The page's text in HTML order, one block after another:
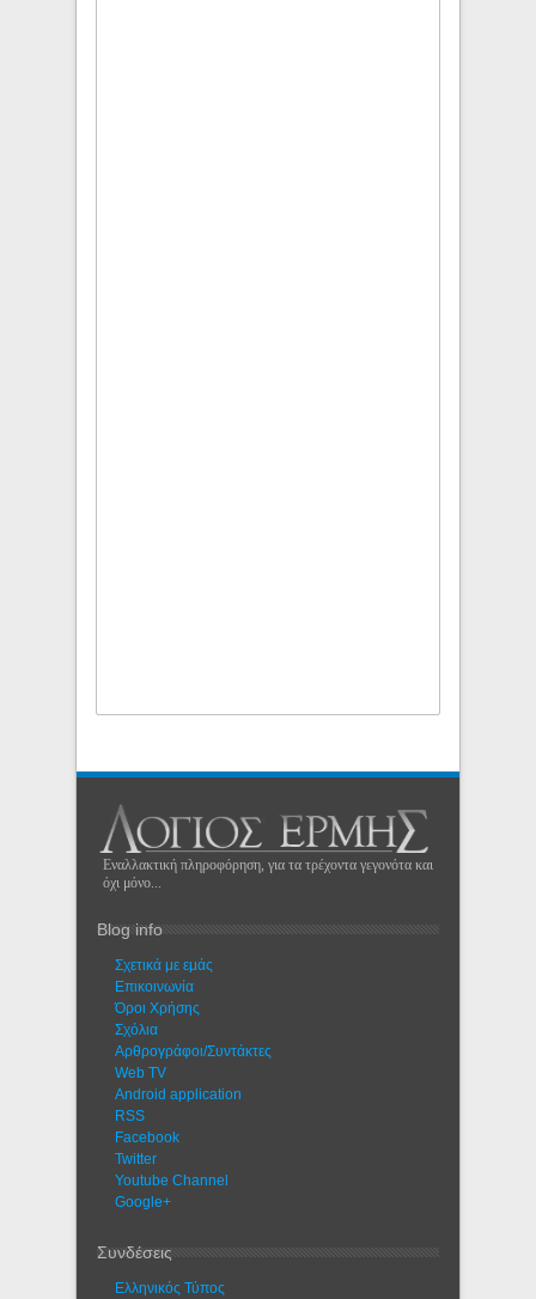
Εναλλακτική πληροφόρηση, για τα τρέχοντα γεγονότα και
όχι μόνο...
Blog info
Σχετικά με εμάς
Eπικοινωνία
Όροι Χρήσης
Σχόλια
Αρθρογράφοι/Συντάκτες
Web TV
Android application
RSS
Facebook
Twitter
Youtube Channel
Google+
Συνδέσεις
Ελληνικός Τύπος